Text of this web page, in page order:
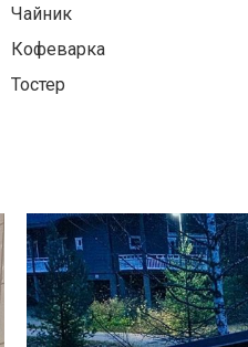
Чайник
Кофеварка
Тостер